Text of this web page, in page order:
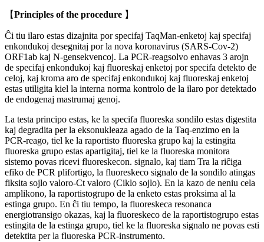
【Principles of the procedure 】
Ĉi tiu ilaro estas dizajnita por specifaj TaqMan-enketoj kaj specifaj
enkondukoj desegnitaj por la nova koronavirus (SARS-Cov-2)
ORF1ab kaj N-gensekvencoj. La PCR-reagsolvo enhavas 3 arojn
de specifaj enkondukoj kaj fluoreskaj enketoj por specifa detekto de
celoj, kaj kroma aro de specifaj enkondukoj kaj fluoreskaj enketoj
estas utiligita kiel la interna norma kontrolo de la ilaro por detektado
de endogenaj mastrumaj genoj.
La testa principo estas, ke la specifa fluoreska sondilo estas digestita
kaj degradita per la eksonukleaza agado de la Taq-enzimo en la
PCR-reago, tiel ke la raportisto fluoreska grupo kaj la estingita
fluoreska grupo estas apartigitaj, tiel ke la fluoreska monitora
sistemo povas ricevi fluoreskecon. signalo, kaj tiam Tra la riĉiga
efiko de PCR plifortigo, la fluoreskeco signalo de la sondilo atingas
fiksita sojlo valoro-Ct valoro (Ciklo sojlo). En la kazo de neniu cela
amplikono, la raportistogrupo de la enketo estas proksima al la
estinga grupo. En ĉi tiu tempo, la fluoreskeca resonanca
energiotransigo okazas, kaj la fluoreskeco de la raportistogrupo estas
estingita de la estinga grupo, tiel ke la fluoreska signalo ne povas esti
detektita per la fluoreska PCR-instrumento.